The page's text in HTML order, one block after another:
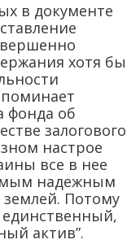
в документе
хотя бы
фонда об
залогового
настрое
все в нее
надежным
землей. Потому
актив”.